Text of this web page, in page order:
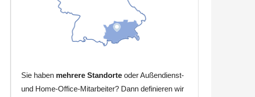
Sie haben mehrere Standorteoder Außendienst-
und Home-Office-Mitarbeiter? Dann definieren wir